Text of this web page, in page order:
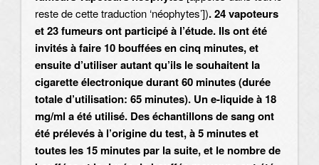
reste de cette traduction ‘néophytes’]). 24 vapoteurs
et 23 fumeurs ont participé à l’étude. Ils ont été
invités à faire 10 bouffées en cinq minutes, et
ensuite d’utiliser autant qu’ils le souhaitent la
cigarette électronique durant 60 minutes (durée
totale d’utilisation: 65 minutes). Un e-liquide à 18
mg/ml a été utilisé. Des échantillons de sang ont
été prélevés à l’origine du test, à 5 minutes et
toutes les 15 minutes par la suite, et le nombre de